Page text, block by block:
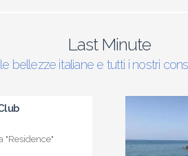
Last Minute
bellezze italiane e tutti i nostri
"Residence"